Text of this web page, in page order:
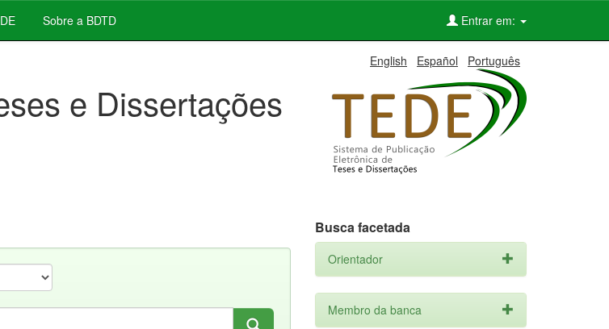
Sobre a BDTD Entrar em:
English Español Português
e Dissertações
Busca facetada
Orientador
Membro da banca